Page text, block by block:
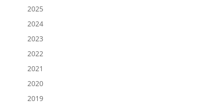
2025
2024
2023
2022
2021
2020
2019